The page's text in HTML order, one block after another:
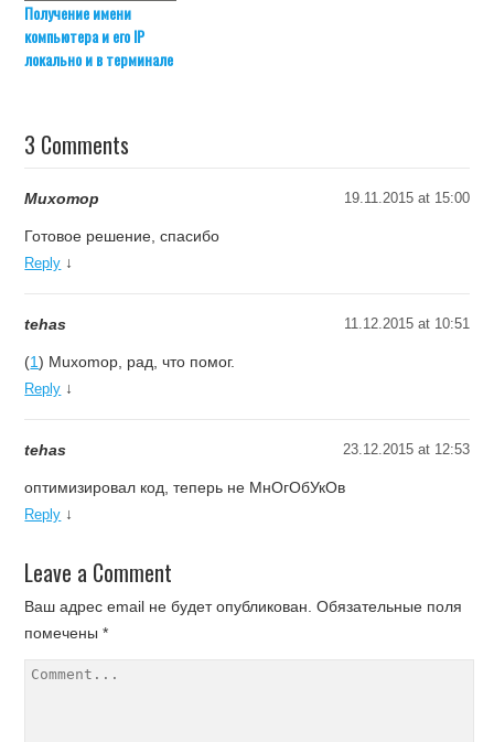
Получение имени
компьютера и его IP
локально и в терминале
3 Comments
Muxomop 19.11.2015 at 15:00
Готовое решение, спасибо
Reply ↓
tehas 11.12.2015 at 10:51
(1) Muxomop, рад, что помог.
Reply ↓
tehas 23.12.2015 at 12:53
оптимизировал код, теперь не МнОгОбУкОв
Reply ↓
Leave a Comment
Ваш адрес email не будет опубликован. Обязательные поля
помечены*